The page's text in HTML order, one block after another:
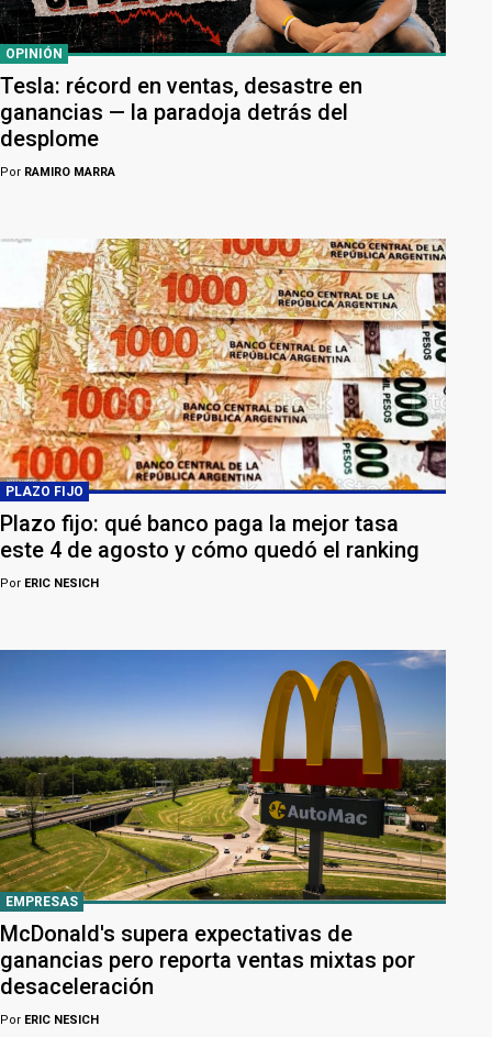
OPINIÓN
Tesla: récord en ventas, desastre en
ganancias — la paradoja detrás del
desplome
Por RAMIRO MARRA
PLAZO FIJO
Plazo fijo: qué banco paga la mejor tasa
este 4 de agosto y cómo quedó el ranking
Por ERIC NESICH
EMPRESAS
McDonald's supera expectativas de
ganancias pero reporta ventas mixtas por
desaceleración
Por ERIC NESICH